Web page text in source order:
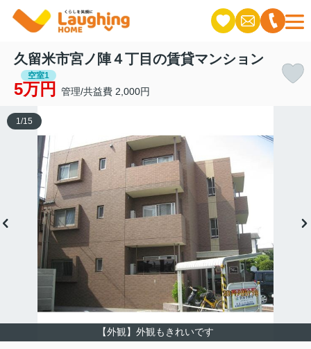
久留米市宮ノ陣４丁目の賃貸マンション
空室1
5万円 管理/共益費 2,000円
【外観】外観もきれいです
1 /15